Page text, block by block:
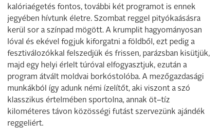
kalóriaégetés fontos, további két programot is ennek
jegyében hívtunk életre. Szombat reggel pityókaásásra
kerül sor a színpad mögött. A krumplit hagyományosan
lóval és ekével fogjuk kiforgatni a földből, ezt pedig a
fesztiválozókkal felszedjük és frissen, parázsban kisütjük,
majd egy helyi érlelt túróval elfogyasztjuk, ezután a
program átvált moldvai borkóstolóba. A mezőgazdasági
munkákból így adunk némi ízelítőt, aki viszont a szó
klasszikus értelmében sportolna, annak öt–tíz
kilométeres távon közösségi futást szervezünk ajándék
reggeliért.